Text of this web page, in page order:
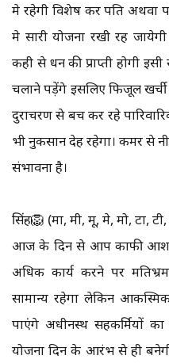
मे रहेगी विशेष कर पति
मे सारी योजना रखी रह
कही से धन की प्राप्ती होगी
चलाने पड़ेंगे इसलिए फिजूल
दुराचरण से बच कर रहे
भी नुकसान देह रहेगा। कमर से
संभावना है।
सिंह🦁 (मा, मी, मू, मे, मो, टा,
आज के दिन से आप काफी
अधिक कार्य करने पर
सामान्य रहेगा लेकिन
पाएंगे अधीनस्थ सहकर्मियों का
योजना दिन के आरंभ से ही